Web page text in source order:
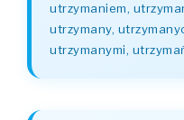
utrzymaniem,
utrzymany,
utrzymanymi,